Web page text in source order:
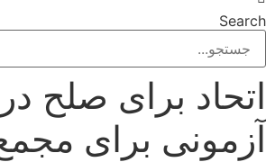
Search
اتحاد برای صلح
آزمونی برای